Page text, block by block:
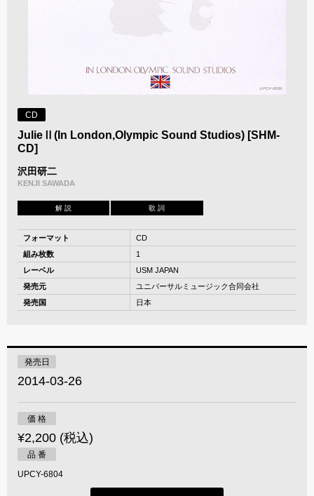
CD
JulieⅡ(In London,Olympic Sound Studios) [SHM-
CD]
沢田研二
KENJI SAWADA
解 説 歌 詞
フォーマット
CD
組み枚数
1
レーベル
USM JAPAN
発売元
ユニバーサルミュージック合同会社
発売国
日本
発売日
2014-03-26
価 格
¥2,200 (税込)
品 番
UPCY-6804